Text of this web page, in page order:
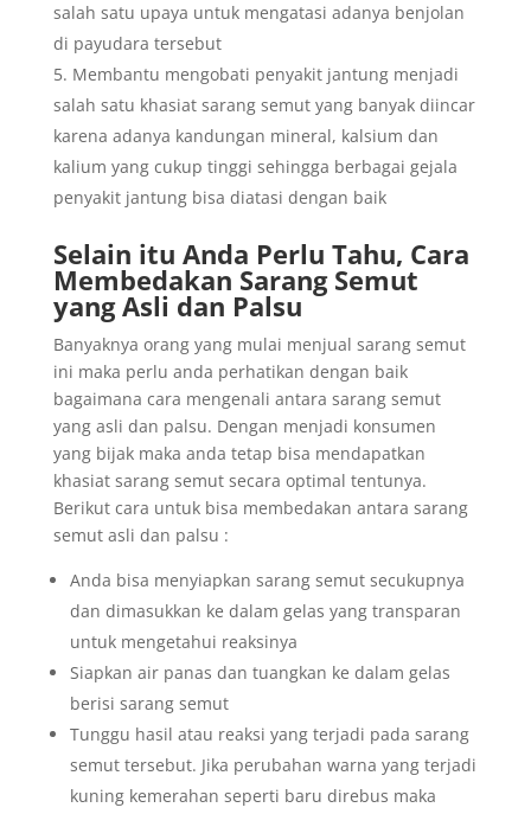
salah satu upaya untuk mengatasi adanya benjolan
di payudara tersebut
Membantu mengobati penyakit jantung menjadi
salah satu khasiat sarang semut yang banyak diincar
karena adanya kandungan mineral, kalsium dan
kalium yang cukup tinggi sehingga berbagai gejala
penyakit jantung bisa diatasi dengan baik
Selain itu Anda Perlu Tahu, Cara
Membedakan Sarang Semut
yang Asli dan Palsu
Banyaknya orang yang mulai menjual sarang semut
ini maka perlu anda perhatikan dengan baik
bagaimana cara mengenali antara sarang semut
yang asli dan palsu. Dengan menjadi konsumen
yang bijak maka anda tetap bisa mendapatkan
khasiat sarang semut secara optimal tentunya.
Berikut cara untuk bisa membedakan antara sarang
semut asli dan palsu :
Anda bisa menyiapkan sarang semut secukupnya
dan dimasukkan ke dalam gelas yang transparan
untuk mengetahui reaksinya
Siapkan air panas dan tuangkan ke dalam gelas
berisi sarang semut
Tunggu hasil atau reaksi yang terjadi pada sarang
semut tersebut. Jika perubahan warna yang terjadi
kuning kemerahan seperti baru direbus maka